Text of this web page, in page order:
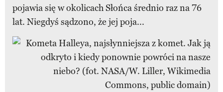
pojawia się w okolicach Słońca średnio raz na 76
lat. Niegdyś sądzono, że jej poja...